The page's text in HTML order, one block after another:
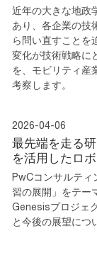
近年の大きな地政
あり、各企業の技
ら問い直すことを
変化が技術戦略に
を、モビリティ産
考察します。
2026-04-06
最先端を走る
を活用したロ
PwCコンサルティ
習の展開」をテー
Genesisプロジェ
と今後の展望につ